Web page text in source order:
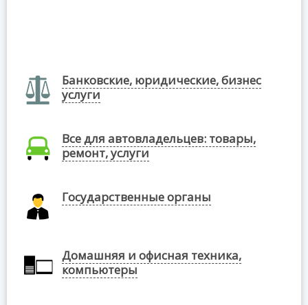
Банковские, юридические, бизнес
услуги
Все для автовладельцев: товары,
ремонт, услуги
Государственные органы
Домашняя и офисная техника,
компьютеры